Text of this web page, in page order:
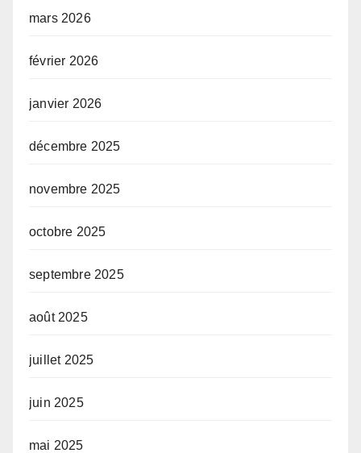
mars 2026
février 2026
janvier 2026
décembre 2025
novembre 2025
octobre 2025
septembre 2025
août 2025
juillet 2025
juin 2025
mai 2025